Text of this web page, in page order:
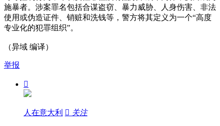
施暴者。涉案罪名包括合谋盗窃、暴力威胁、人身伤害、非法
使用或伪造证件、销赃和洗钱等，警方将其定义为一个“高度
专业化的犯罪组织”。
（异域 编译）
举报

人在意大利  关注